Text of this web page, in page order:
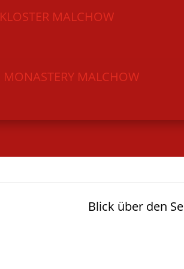
KLOSTER MALCHOW
MONASTERY MALCHOW
Blick über den